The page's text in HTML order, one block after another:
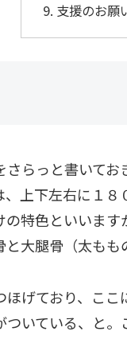
支援のお願
さらっと書いて
、上下左右に１
の特色といいま
大腿骨（太もも
ほげており、こ
ついている、と